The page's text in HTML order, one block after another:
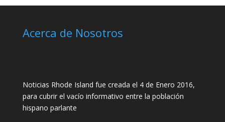
Acerca de Nosotros
Noticias Rhode Island fue creada el 4 de Enero 2016,
para cubrir el vacío informativo entre la población
hispano parlante